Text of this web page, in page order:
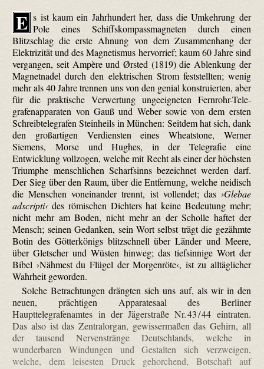
E s ist kaum ein Jahrhundert her, dass die Umkehrung der
Pole eines Schiffskompassmagneten durch einen
Blitzschlag die erste Ahnung von dem Zusammenhang der
Elektrizität und des Magnetismus hervorrief; kaum 60 Jahre sind
vergangen, seit Ampère und Ørsted (1819) die Ablenkung der
Magnetnadel durch den elektrischen Strom feststellten; wenig
mehr als 40 Jahre trennen uns von den genial konstruierten, aber
für die praktische Verwertung ungeeigneten Fern­rohr-Tele­
grafen­apparaten von Gauß und Weber sowie von dem ersten
Schreibtelegrafen Steinheils in München: Seitdem hat sich, dank
den großartigen Verdiensten eines Wheat­stone, Werner
Siemens, Morse und Hughes, in der Telegrafie eine
Entwicklung vollzogen, welche mit Recht als einer der höchsten
Triumphe menschlichen Scharfsinns bezeichnet werden darf.
Der Sieg über den Raum, über die Entfernung, welche neidisch
die Menschen voneinander trennt, ist vollendet; das ›Glebae
adscripti‹des römischen Dichters hat keine Bedeutung mehr;
nicht mehr am Boden, nicht mehr an der Scholle haftet der
Mensch; seinen Gedanken, sein Wort selbst trägt die gezähmte
Botin des Götterkönigs blitzschnell über Länder und Meere,
über Gletscher und Wüsten hinweg; das tiefsinnige Wort der
Bibel ›Nähmest du Flügel der Morgenröte‹, ist zu alltäglicher
Wahrheit geworden.
Solche Betrachtungen drängten sich uns auf, als wir in den
neuen, prächtigen Apparate­saal des Berliner
Haupttelegrafenamtes in der Jägerstraße Nr. 43 / 44 eintraten.
Das also ist das Zentralorgan, gewissermaßen das Gehirn, all
der tausend Nervenstränge Deutschlands, welche in
wunderbaren Windungen und Gestalten sich verzweigen,
welche, dem leisesten Druck gehorchend, Botschaft auf